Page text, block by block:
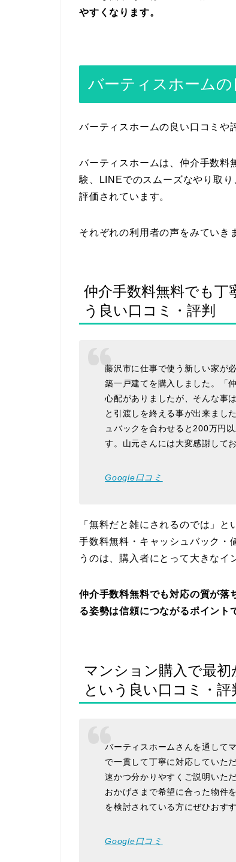
やすくなります。
バーティスホームの
バーティスホームの良い口コミや
バーティスホームは、仲介手数料
験、LINEでのスムーズなやり取
評価されています。
それぞれの利用者の声をみていき
仲介手数料無料でも丁
う良い口コミ・評判
藤沢市に仕事で使う新しい家が
築一戸建てを購入しました。「
心配がありましたが、そんな事
と引渡しを終える事が出来まし
ュバックを合わせると200万円
す。山元さんには大変感謝して
Google口コミ
「無料だと雑にされるのでは」
手数料無料・キャッシュバック・
うのは、購入者にとって大きなイ
仲介手数料無料でも対応の質が落
る姿勢は信頼につながるポイント
マンション購入で最
という良い口コミ・評
バーティスホームさんを通して
で一貫して丁寧に対応していた
速かつ分かりやすくご説明いた
おかげさまで希望に合った物件
を検討されている方にぜひおす
Google口コミ